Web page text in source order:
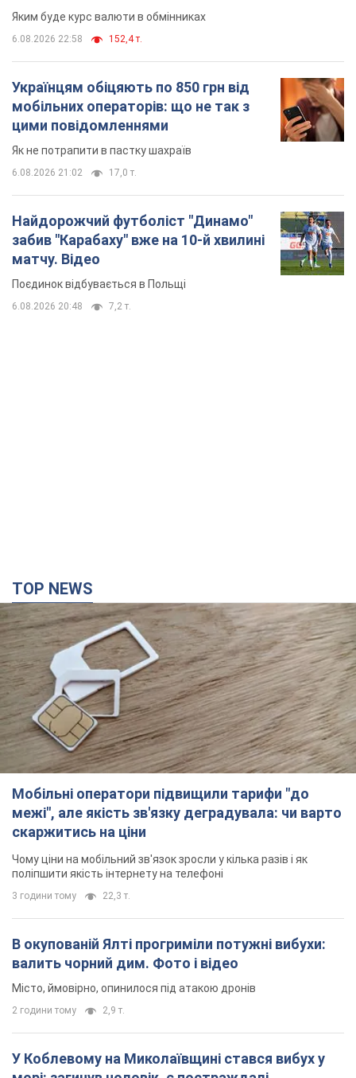
TOP NEWS
3 години тому
В окупованій Ялті прогриміли потужні вибухи:
валить чорний дим. Фото і відео
Місто, ймовірно, опинилося під атакою дронів
2 години тому 2,9 т.
У Коблевому на Миколаївщині стався вибух у
морі: загинув чоловік, є постраждалі
Чоловік, ймовірно, підірвався на морській міні
2 години тому 3,3 т.